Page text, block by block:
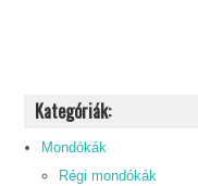
Kategóriák:
Mondókák
Régi mondókák